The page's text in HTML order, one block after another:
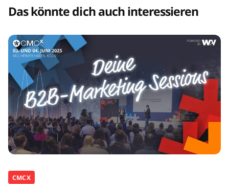
Das könnte dich auch interessieren
CMCX